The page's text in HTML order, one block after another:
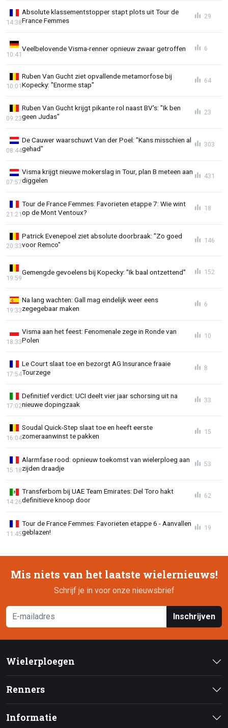
Absolute klassementstopper stapt plots uit Tour de
France Femmes
14:38
29
Veelbelovende Visma-renner opnieuw zwaar getroffen
10:41
6
Ruben Van Gucht ziet opvallende metamorfose bij
Kopecky: "Enorme stap"
10:01
64
Ruben Van Gucht krijgt pikante rol naast BV's: "Ik ben
geen Judas"
09:23
23
De Cauwer waarschuwt Van der Poel: "Kans misschien al
gehad"
08:44
303
Visma krijgt nieuwe mokerslag in Tour, plan B meteen aan
diggelen
07:57
431
Tour de France Femmes: Favorieten etappe 7: Wie wint
op de Mont Ventoux?
21:21
18
Patrick Evenepoel ziet absolute doorbraak: "Zo goed
voor Remco"
20:33
146
Gemengde gevoelens bij Kopecky: "Ik baal ontzettend"
19:59
152
Na lang wachten: Gall mag eindelijk weer eens
zegegebaar maken
19:33
6
Visma aan het feest: Fenomenale zege in Ronde van
Polen
18:33
10
Le Court slaat toe en bezorgt AG Insurance fraaie
Tourzege
17:54
8
Definitief verdict: UCI deelt vier jaar schorsing uit na
nieuwe dopingzaak
17:02
33
Soudal Quick-Step slaat toe en heeft eerste
zomeraanwinst te pakken
16:04
15
Alarmfase rood: opnieuw toekomst van wielerploeg aan
zijden draadje
15:18
53
Transferbom bij UAE Team Emirates: Del Toro hakt
definitieve knoop door
14:26
62
Tour de France Femmes: Favorieten etappe 6 - Aanvallen
geblazen!
11:45
19
Mis niets van het laatste wielernieuws!
Schrijf je in voor onze nieuwsbrief
Inschrijven
Wielerploegen
Renners
Informatie